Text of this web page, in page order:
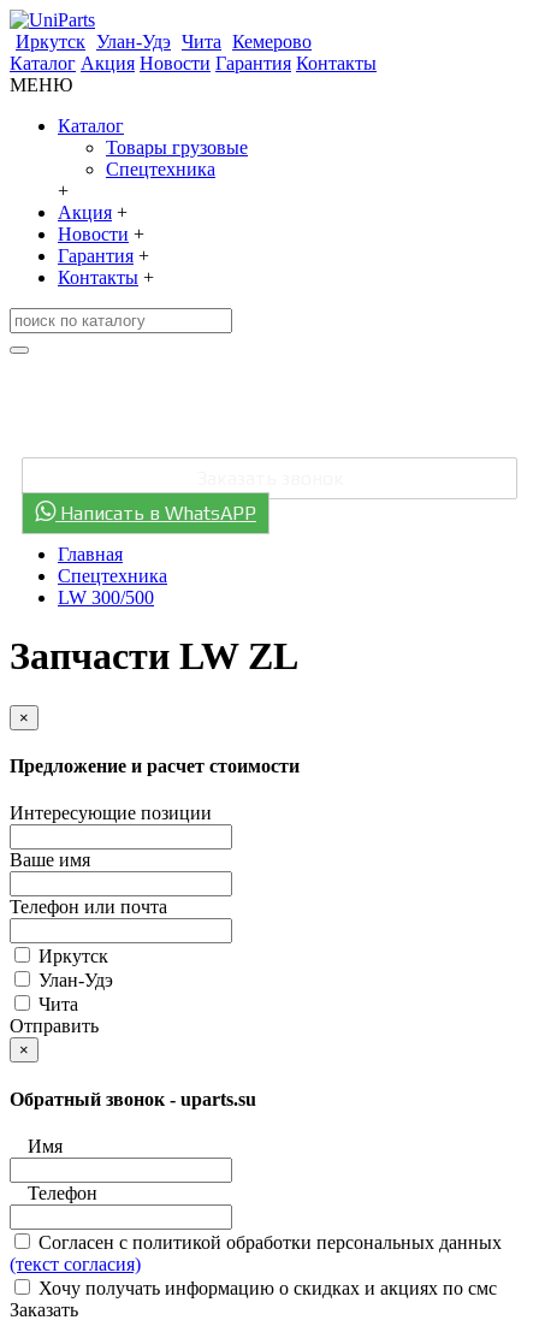
Иркутск Улан-Удэ Чита Кемерово
Каталог Акция Новости Гарантия Контакты
МЕНЮ
Каталог
Товары грузовые
Спецтехника
+
Акция +
Новости +
Гарантия +
Контакты +
Написать в WhatsAPP
Главная
Спецтехника
LW 300/500
Запчасти LW ZL
×
Предложение и расчет стоимости
Интересующие позиции
Ваше имя
Телефон или почта
Иркутск
Улан-Удэ
Чита
Отправить
×
Обратный звонок - uparts.su
Имя
Телефон
Согласен с политикой обработки персональных данных
(текст согласия)
Хочу получать информацию о скидках и акциях по смс
Заказать